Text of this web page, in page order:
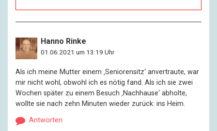
sich ja vorstellen, was für mich übrig bleibt. Aber diese
geschniegelten Paläste, die wären sowieso nicht
Federn. Morgens kommen sie heraus wie nackte
Hühner, und die Organisation hat ein gutes Geschäft
der Wirt meinen Spitznamen und meine Biermarke
kennt. Aber so gemütlich, wie Sie vielleicht denken, ist
das auch nicht. Manchmal ist es wie eine Art
Wartesaal oder ein Fegefeuer, eine Vorhölle: Die
wohlvertrauten Fremden, die man plötzlich vermisst,
Hanno Rinke
01.06.2021 um 13:19 Uhr
Als ich meine Mutter einem ‚Seniorensitz‘ anvertraute, war
mir nicht wohl, obwohl ich es nötig fand. Als ich sie zwei
Wochen später zu einem Besuch ‚Nachhause‘ abholte,
wollte sie nach zehn Minuten wieder zurück: ins Heim.
Antworten